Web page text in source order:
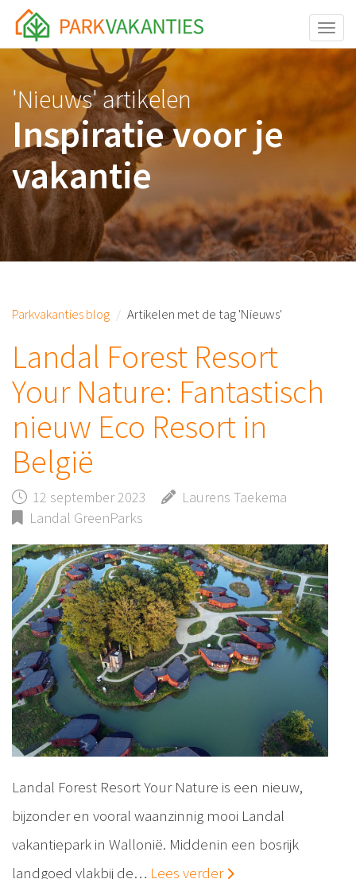
<body id="page-top">
'Nieuws' artikelen
Inspiratie voor je
vakantie
Parkvakanties blog Artikelen met de tag 'Nieuws'
Landal Forest Resort
Your Nature: Fantastisch
nieuw Eco Resort in
België
12 september 2023
Laurens Taekema
Landal GreenParks
Landal Forest Resort Your Nature is een nieuw,
bijzonder en vooral waanzinnig mooi Landal
vakantiepark in Wallonië. Middenin een bosrijk
landgoed vlakbij de… Lees verder